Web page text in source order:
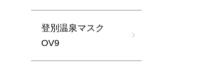
登別温泉マスク
OV9